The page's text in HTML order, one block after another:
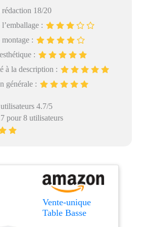
18/20
:
:
:
à la description :
générale :
4.7/5
pour 8 utilisateurs
Vente-unique
Table Basse